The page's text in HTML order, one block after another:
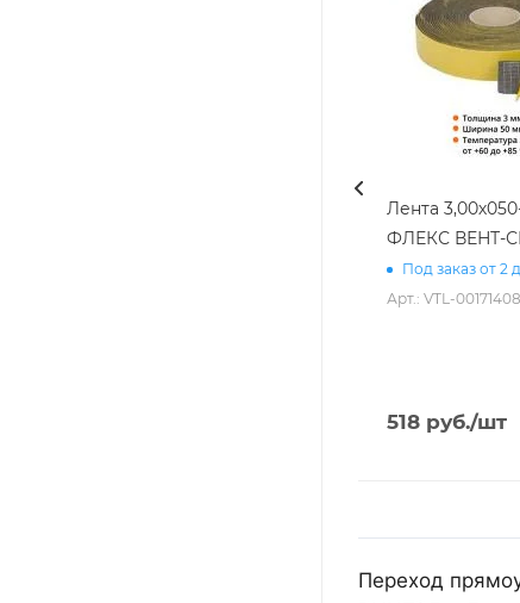
Лента
ФЛЕКС ВЕНТ-
Под заказ от 2
Арт.: VTL-00171408
518 руб./шт
Переход